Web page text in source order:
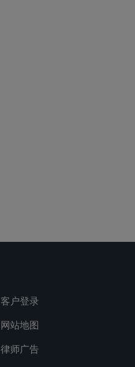
客户登录
网站地图
律师广告